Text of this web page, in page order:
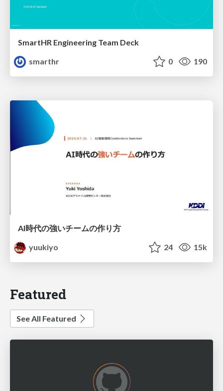
SmartHR Engineering Team Deck
smarthr
0 190
AI時代の強いチームの作り方
yuukiyo
24 15k
Featured
See All Featured